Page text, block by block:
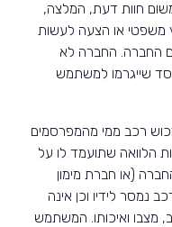
חוות דעת, המלצה,
משפטי או הצעה לעשות
החברה. החברה לא
שייגרמו למשתמש
רכב ממי מהמפרסמים
הלוואה שתועמד לו על
(או חברת מימון
נמסר לידיו וכן אינה
מצבו ואיכותו. המשתמש